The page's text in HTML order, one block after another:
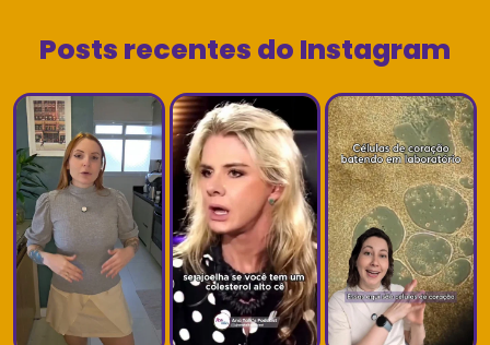
Posts recentes do Instagram